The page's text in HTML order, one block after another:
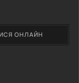
ОНЛАЙН